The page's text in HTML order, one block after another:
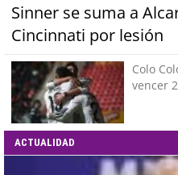
Sinner se suma a
Cincinnati por lesión
Colo
vencer
ACTUALIDAD